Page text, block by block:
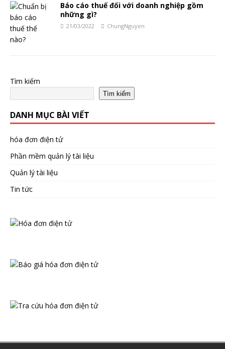
Báo cáo thuế đối với doanh nghiệp gồm
những gì?
21/03/2022 ChungNguyen
Tìm kiếm
Tìm kiếm
DANH MỤC BÀI VIẾT
hóa đơn điện tử
Phần mềm quản lý tài liệu
Quản lý tài liệu
Tin tức